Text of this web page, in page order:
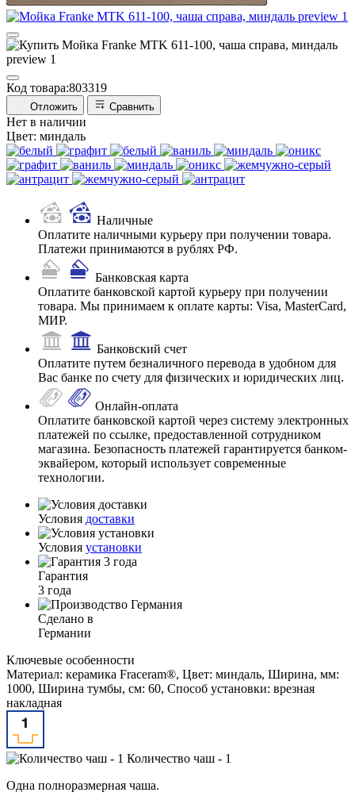
Код товара:803319
Отложить Сравнить
Нет в наличии
Цвет: миндаль
Наличные
Оплатите наличными курьеру при получении товара.
Платежи принимаются в рублях РФ.
Банковская карта
Оплатите банковской картой курьеру при получении
товара. Мы принимаем к оплате карты: Visa, MasterCard,
МИР.
Банковский счет
Оплатите путем безналичного перевода в удобном для
Вас банке по счету для физических и юридических лиц.
Онлайн-оплата
Оплатите банковской картой через систему электронных
платежей по ссылке, предоставленной сотрудником
магазина. Безопасность платежей гарантируется банком-
эквайером, который использует современные
технологии.
Условия доставки
Условия установки
Гарантия
3 года
Сделано в
Германии
Ключевые особенности
Материал: керамика Fraceram®, Цвет: миндаль, Ширина, мм:
1000, Ширина тумбы, см: 60, Способ установки: врезная
накладная
Количество чаш - 1
Одна полноразмерная чаша.